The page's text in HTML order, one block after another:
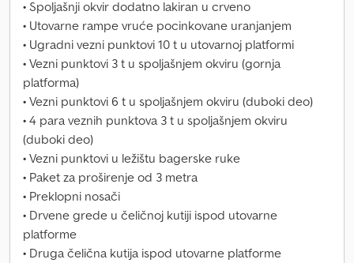
• Spoljašnji okvir dodatno lakiran u crveno
• Utovarne rampe vruće pocinkovane uranjanjem
• Ugradni vezni punktovi 10 t u utovarnoj platformi
• Vezni punktovi 3 t u spoljašnjem okviru (gornja
platforma)
• Vezni punktovi 6 t u spoljašnjem okviru (duboki deo)
• 4 para veznih punktova 3 t u spoljašnjem okviru
(duboki deo)
• Vezni punktovi u ležištu bagerske ruke
• Paket za proširenje od 3 metra
• Preklopni nosači
• Drvene grede u čeličnoj kutiji ispod utovarne
platforme
• Druga čelična kutija ispod utovarne platforme